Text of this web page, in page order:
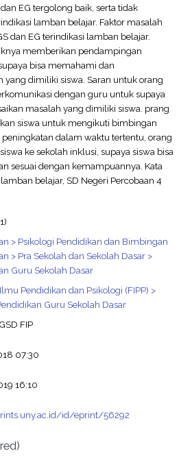
EG tergolong baik, serta tidak
lamban belajar. Faktor masalah
dan EG terindikasi lamban belajar.
memberikan pendampingan
bisa memahami dan
yang dimiliki siswa. Saran untuk orang
dengan guru untuk supaya
masalah yang dimiliki siswa. prang
siswa untuk mengikuti bimbingan
peningkatan dalam waktu tertentu, orang
ke sekolah inklusi, supaya siswa bisa
sesuai dengan kemampuannya. Kata
belajar, SD Negeri Percobaan 4
> Psikologi Pendidikan dan Bimbingan
> Pra Sekolah dan Sekolah Dasar >
Guru Sekolah Dasar
Pendidikan dan Psikologi (FIPP) >
Guru Sekolah Dasar
FIP
07:30
16:10
id/eprint/56292